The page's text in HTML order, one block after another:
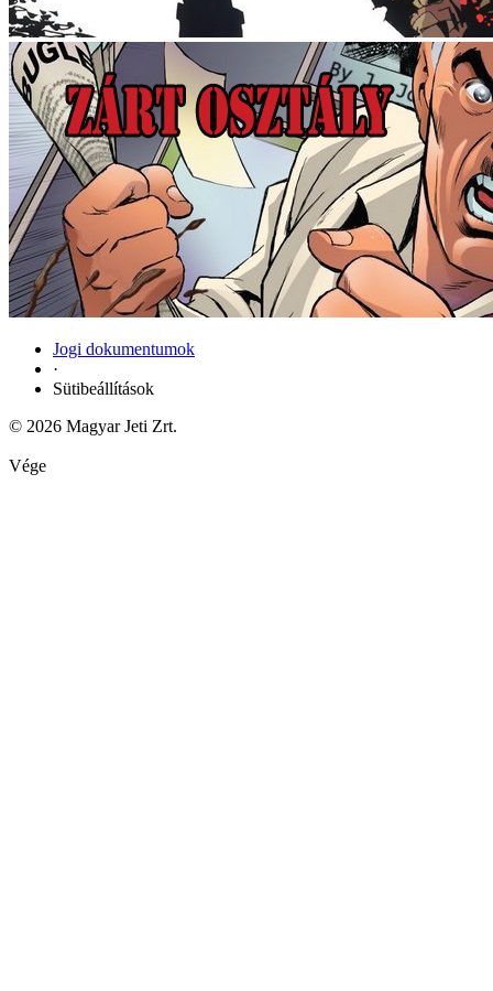
Jogi dokumentumok
·
Sütibeállítások
© 2026 Magyar Jeti Zrt.
Vége